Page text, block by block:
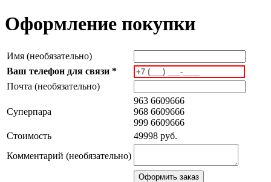
Оформление покупки
Имя (необязательно)
Ваш телефон для связи *
Почта (необязательно)
Суперпара
963 6609666
968 6609666
999 6609666
Стоимость
49998 руб.
Комментарий (необязательно)